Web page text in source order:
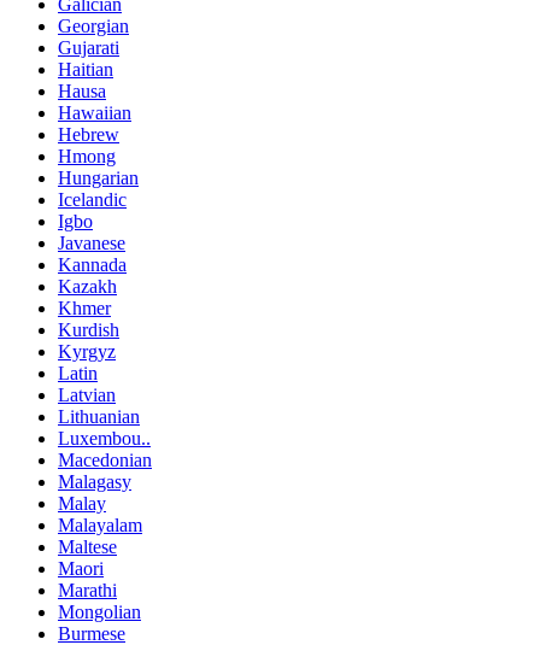
Georgian
Gujarati
Haitian
Hausa
Hawaiian
Hebrew
Hmong
Hungarian
Icelandic
Igbo
Javanese
Kannada
Kazakh
Khmer
Kurdish
Kyrgyz
Latin
Latvian
Lithuanian
Luxembou..
Macedonian
Malagasy
Malay
Malayalam
Maltese
Maori
Marathi
Mongolian
Burmese